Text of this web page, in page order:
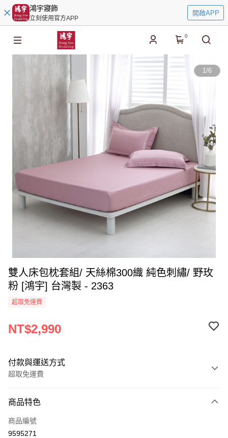
鴻宇寢飾
立刻使用官方APP
開啟APP
0
1/6
雙人床包枕套組/ 天絲棉300織 純色刺繡/ 野玫
粉 [鴻宇] 台灣製 - 2363
超取免運費
NT$2,990
付款與運送方式
超取免運費
信用卡一次付款
超商取貨付款
商品特色
商品編號
9595271